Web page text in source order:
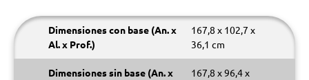
Dimensiones con base (An. x
Al. x Prof.)
167,8 x 102,7 x
36,1 cm
Dimensiones sin base (An. x
167,8 x 96,4 x